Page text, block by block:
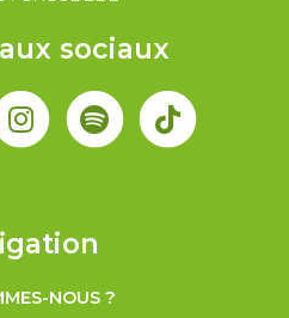
sociaux
NOUS ?